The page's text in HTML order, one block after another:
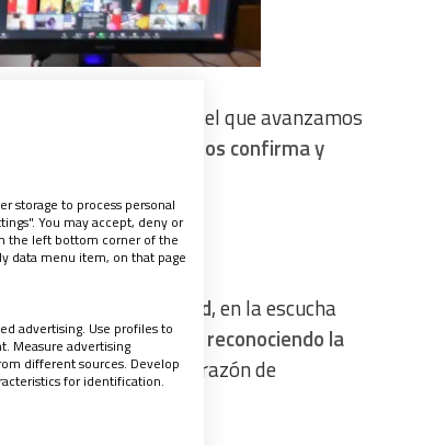
“Propósito en el que avanzamos
nos confirma y
de sinodalidad, en la escucha
decir a su Iglesia”, reconociendo la
pusieron el corazón de
esperanzas.
storage to process personal
You may accept, deny or
the left bottom corner of the
data menu item, on that page
advertising. Use profiles to
Measure advertising
different sources. Develop
for identification.